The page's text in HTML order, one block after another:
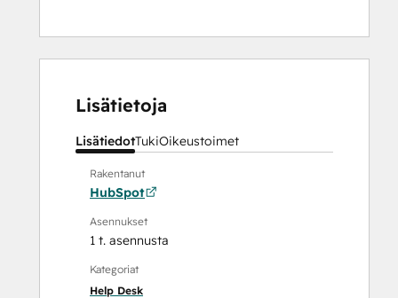
Lisätietoja
LisätiedotTukiOikeustoimet
Rakentanut
HubSpot
Asennukset
1 t. asennusta
Kategoriat
Help Desk